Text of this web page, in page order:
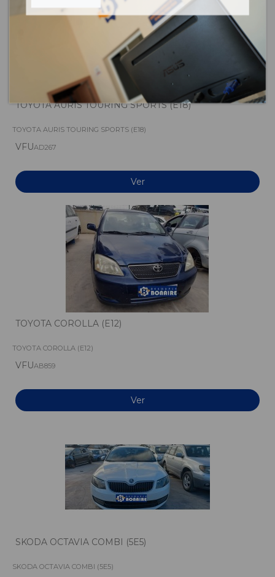
TOYOTA AURIS TOURING SPORTS (E18)
TOYOTA AURIS TOURING SPORTS (E18)
VFUAD267
Ver
TOYOTA COROLLA (E12)
TOYOTA COROLLA (E12)
VFUAB859
Ver
SKODA OCTAVIA COMBI (5E5)
SKODA OCTAVIA COMBI (5E5)